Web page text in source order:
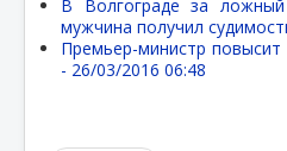
В Волгограде за
мужчина получил
Премьер-министр
- 26/03/2016 06:48